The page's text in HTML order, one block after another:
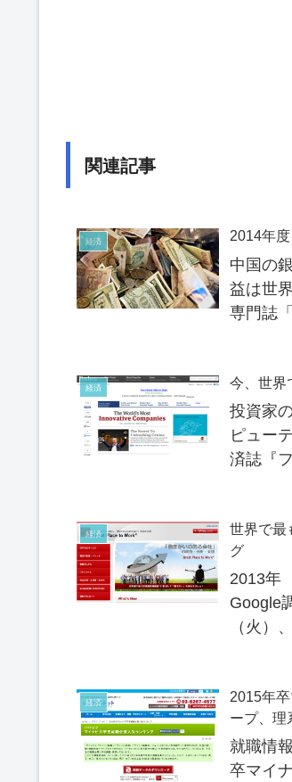
関連記事
経済 2014年
中国の
益は世
専門誌
経済 今、世界
投資家
ピュー
済誌『
経済
世界で最
グ
2013年
Google
（火）
経済
2015年
ープ、理
就職情
卒マイ